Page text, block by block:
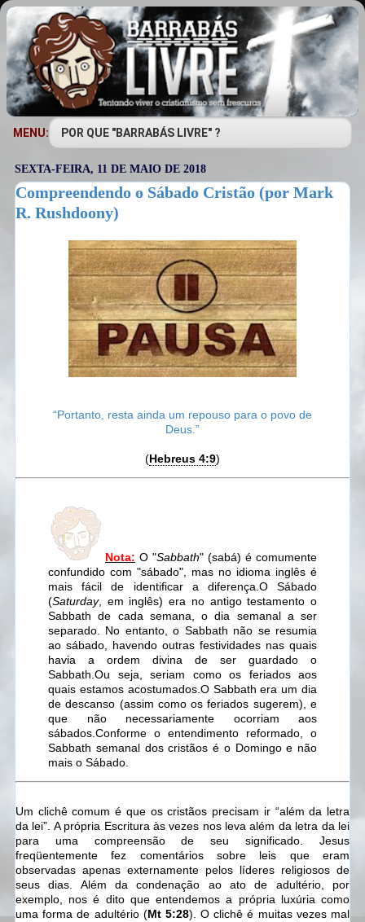
MENU:
SEXTA-FEIRA, 11 DE MAIO DE 2018
Compreendendo o Sábado Cristão (por Mark
R. Rushdoony)
“Portanto, resta ainda um repouso para o povo de
Deus.”
(Hebreus 4:9)
Nota: O "Sabbath" (sabá) é comumente
confundido com "sábado", mas no idioma inglês é
mais fácil de identificar a diferença. O Sábado
(Saturday, em inglês) era no antigo testamento o
Sabbath de cada semana, o dia semanal a ser
separado. No entanto, o Sabbath não se resumia
ao sábado, havendo outras festividades nas quais
havia a ordem divina de ser guardado o
Sabbath. Ou seja, seriam como os feriados aos
quais estamos acostumados. O Sabbath era um dia
de descanso (assim como os feriados sugerem), e
que não necessariamente ocorriam aos
sábados. Conforme o entendimento reformado, o
Sabbath semanal dos cristãos é o Domingo e não
mais o Sábado.
Um clichê comum é que os cristãos precisam ir “além da letra
da lei”. A própria Escritura às vezes nos leva além da letra da lei
para uma compreensão de seu significado. Jesus
freqüentemente fez comentários sobre leis que eram
observadas apenas externamente pelos líderes religiosos de
seus dias. Além da condenação ao ato de adultério, por
exemplo, nos é dito que entendemos a própria luxúria como
uma forma de adultério (Mt 5:28). O clichê é muitas vezes mal